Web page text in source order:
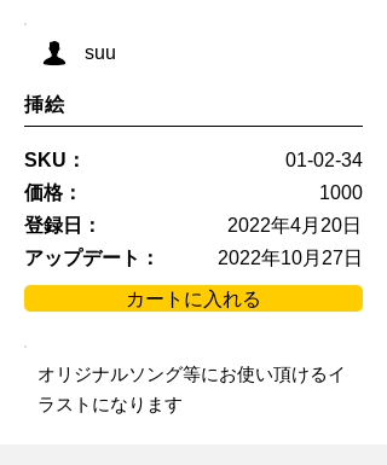
suu
挿絵
SKU：
01-02-34
価格：
1000
登録日：
2022年4月20日
アップデート：
2022年10月27日
カートに入れる
オリジナルソング等にお使い頂けるイ
ラストになります